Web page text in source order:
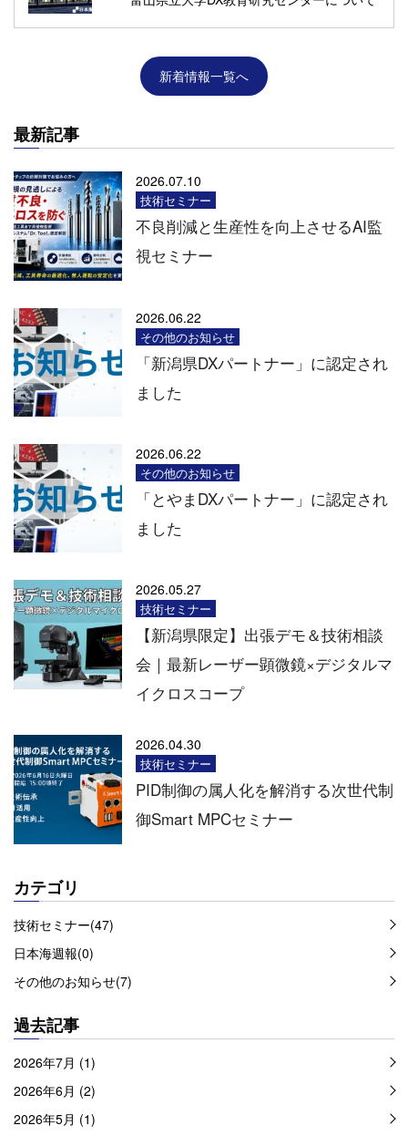
新着情報一覧へ
最新記事
2026.07.10
技術セミナー
不良削減と生産性を向上させるAI監
視セミナー
2026.06.22
その他のお知らせ
「新潟県DXパートナー」に認定され
ました
2026.06.22
その他のお知らせ
「とやまDXパートナー」に認定され
ました
2026.05.27
技術セミナー
【新潟県限定】出張デモ＆技術相談
会｜最新レーザー顕微鏡×デジタルマ
イクロスコープ
2026.04.30
技術セミナー
PID制御の属人化を解消する次世代制
御Smart MPCセミナー
カテゴリ
技術セミナー(47)
日本海週報(0)
その他のお知らせ(7)
過去記事
2026年7月 (1)
2026年6月 (2)
2026年5月 (1)